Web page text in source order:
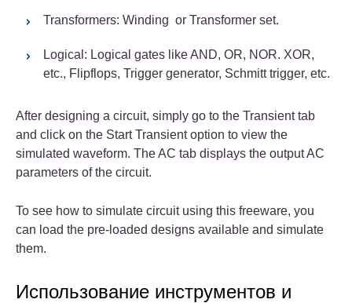
Transformers: Winding or Transformer set.
Logical: Logical gates like AND, OR, NOR. XOR,
etc., Flipflops, Trigger generator, Schmitt trigger, etc.
After designing a circuit, simply go to the Transient tab
and click on the Start Transient option to view the
simulated waveform. The AC tab displays the output AC
parameters of the circuit.
To see how to simulate circuit using this freeware, you
can load the pre-loaded designs available and simulate
them.
Использование инструментов и